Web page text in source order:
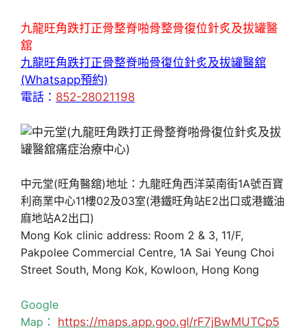
九龍旺角跌打正骨整脊啪骨整骨復位針炙及拔罐醫
舘
九龍旺角跌打正骨整脊啪骨復位針炙及拔罐醫舘
(Whatsapp預約)
電話： 852-28021198
中元堂(旺角醫舘)地址：九龍旺角西洋菜南街1A號百寶
利商業中心11樓02及03室(港鐵旺角站E2出口或港鐵油
麻地站A2出口)
Mong Kok clinic address: Room 2 & 3, 11/F,
Pakpolee Commercial Centre, 1A Sai Yeung Choi
Street South, Mong Kok, Kowloon, Hong Kong
Google
Map： https://maps.app.goo.gl/rF7jBwMUTCp5